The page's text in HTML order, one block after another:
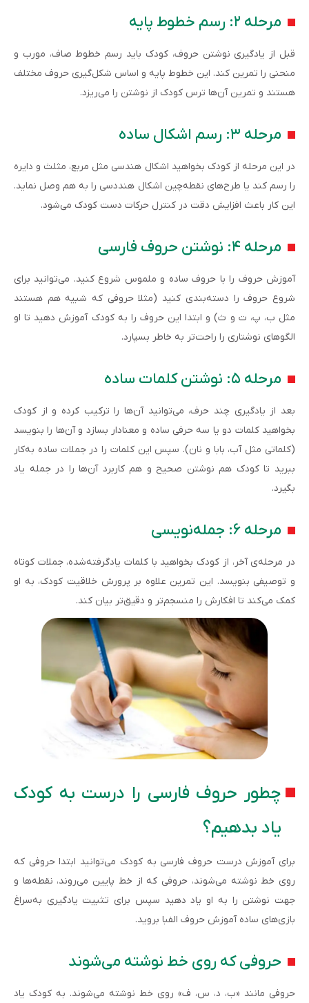
مرحله ۲: رسم خطوط پایه
قبل از یادگیری نوشتن حروف، کودک باید رسم خطوط صاف، مورب و
منحنی را تمرین کند. این خطوط پایه و اساس شکل‌گیری حروف مختلف
هستند و تمرین آن‌ها ترس کودک از نوشتن را می‌ریزد.
مرحله ۳: رسم اشکال ساده
در این مرحله از کودک بخواهید اشکال هندسی مثل مربع، مثلث و دایره
را رسم کند یا طرح‌های نقطه‌چین اشکال هنددسی را به هم وصل نماید.
این کار باعث افزایش دقت در کنترل حرکات دست کودک می‌شود.
مرحله ۴: نوشتن حروف فارسی
آموزش حروف را با حروف ساده و ملموس شروع کنید. می‌توانید برای
شروع حروف را دسته‌بندی کنید (مثلا حروفی که شبیه هم هستند
مثل ب، پ، ت و ث) و ابتدا این حروف را به کودک آموزش دهید تا او
الگوهای نوشتاری را راحت‌تر به خاطر بسپارد.
مرحله ۵: نوشتن کلمات ساده
بعد از یادگیری چند حرف، می‌توانید آن‌ها را ترکیب کرده و از کودک
بخواهید کلمات دو یا سه حرفی ساده و معنادار بسازد و آن‌ها را بنویسد
(کلماتی مثل آب، بابا و نان). سپس این کلمات را در جملات ساده به‌کار
ببرید تا کودک هم نوشتن صحیح و هم کاربرد آن‌ها را در جمله یاد
بگیرد.
مرحله ۶: جمله‌نویسی
در مرحله‌ی آخر، از کودک بخواهید با کلمات یادگرفته‌شده، جملات کوتاه
و توصیفی بنویسد. این تمرین علاوه بر پرورش خلاقیت کودک، به او
کمک می‌کند تا افکارش را منسجم‌تر و دقیق‌تر بیان کند.
چطور حروف فارسی را درست به کودک
یاد بدهیم؟
برای آموزش درست حروف فارسی به کودک می‌توانید ابتدا حروفی که
روی خط نوشته می‌شوند، حروفی که از خط پایین می‌روند، نقطه‌ها و
جهت نوشتن را به او یاد دهید سپس برای تثبیت یادگیری به‌سراغ
بازی‌های ساده آموزش حروف الفبا بروید.
حروفی که روی خط نوشته می‌شوند
حروفی مانند «ب، د، س، ف» روی خط نوشته می‌شوند. به کودک یاد